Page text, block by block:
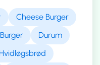
Cheese Burger
Durum
Hvidløgsbrød